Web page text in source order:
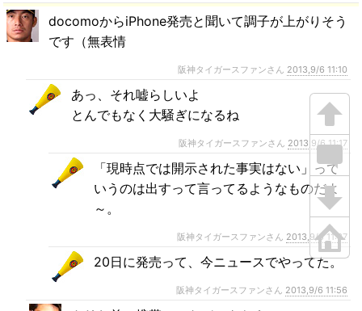
docomoからiPhone発売と聞いて調子が上がりそう
です（無表情
阪神タイガースファンさん 2013,9/6 11:10
あっ、それ嘘らしいよ
とんでもなく大騒ぎになるね
阪神タイガースファンさん 2013,9/6 11:17
「現時点では開示された事実はない」って
いうのは出すって言ってるようなものだよ
～。
阪神タイガースファンさん 2013,9/6 11:37
20日に発売って、今ニュースでやってた。
阪神タイガースファンさん 2013,9/6 11:56